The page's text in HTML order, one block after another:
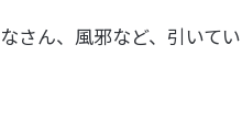
さん、風邪など、引いて